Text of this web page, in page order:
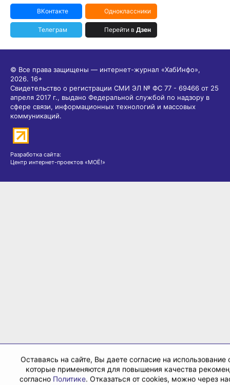
ВКонтакте Одноклассники
Телеграм Перейти в Дзен
© Все права защищены — интернет-журнал «ХабИнфо»,
2026. 16+
Свидетельство о регистрации СМИ ЭЛ № ФС 77 - 69466 от 25
апреля 2017 г., выдано Федеральной службой по надзору в
сфере связи, информационных технологий и массовых
коммуникаций.
Разработка сайта:
Центр интернет-проектов «МОЁ!»
которые применяются для повышения качества
согласноПолитике. Отказаться от cookies, можно через
Вашего браузера.